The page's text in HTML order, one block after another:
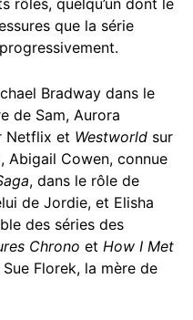
rôles, quelqu’un dont le
que la série
Bradway dans le
de Sam, Aurora
Netflix et Westworld sur
Abigail Cowen, connue
, dans le rôle de
de Jordie, et Elisha
des séries des
Chrono et How I Met
Florek, la mère de